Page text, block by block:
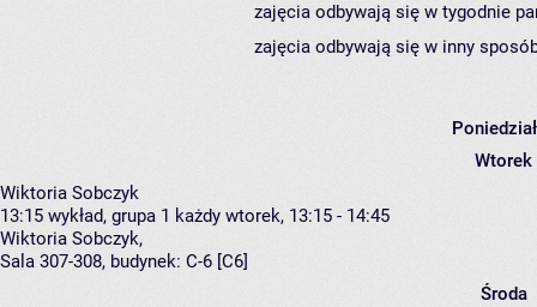
zajęcia odbywają się w tygodnie
zajęcia odbywają się w inny
Wtorek
Wiktoria Sobczyk
13:15 wykład, grupa 1 każdy wtorek, 13:15 - 14:45
Wiktoria Sobczyk,
Sala 307-308, budynek: C-6 [C6]
Środa